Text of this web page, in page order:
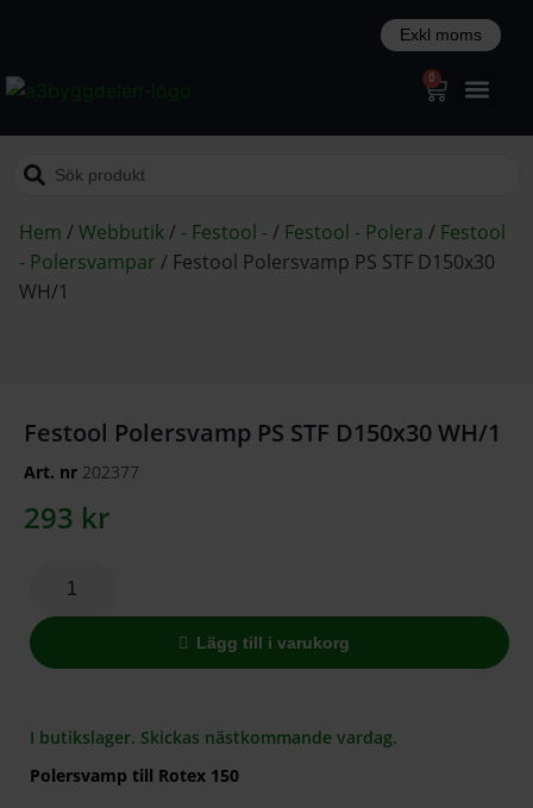
0
Hem /Webbutik/ - Festool -/ Festool - Polera / Festool
- Polersvampar / Festool Polersvamp PS STF D150x30
WH/1
Festool Polersvamp PS STF D150x30 WH/1
Art. nr 202377
293 kr
Lägg till i varukorg
I butikslager. Skickas nästkommande vardag.
Polersvamp till Rotex 150